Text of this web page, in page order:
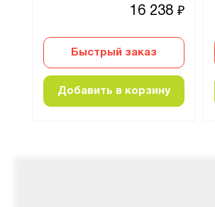
16 238 ₽
Быстрый заказ
Добавить в корзину